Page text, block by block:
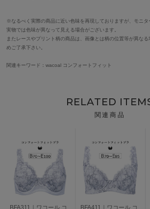
※なるべく実際の商品に近い色味を再現しておりますが、モニタ
実物では色味が異なって見える場合がございます。
またレースやプリント柄の商品は、画像とは柄の位置等が異な
めご了承下さい。
関連キーワード：wacoal コンフォートフィット
RELATED
関連商品
BFA311｜ワコール コ BFA411｜ワコール コ